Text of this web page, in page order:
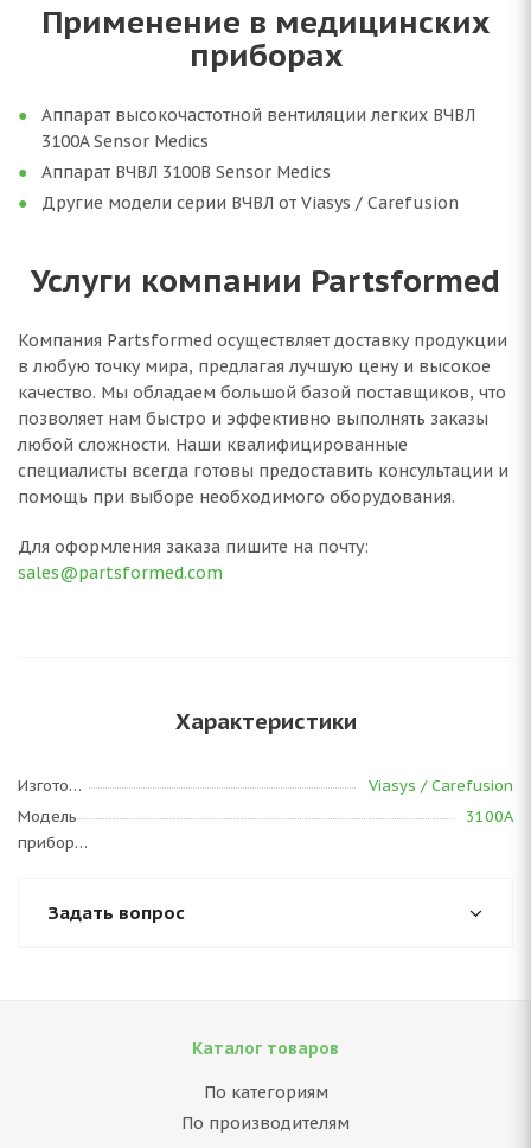
Применение в медицинских
приборах
Аппарат высокочастотной вентиляции легких ВЧВЛ
3100A Sensor Medics
Аппарат ВЧВЛ 3100B Sensor Medics
Другие модели серии ВЧВЛ от Viasys / Carefusion
Услуги компании Partsformed
Компания Partsformed осуществляет доставку продукции
в любую точку мира, предлагая лучшую цену и высокое
качество. Мы обладаем большой базой поставщиков, что
позволяет нам быстро и эффективно выполнять заказы
любой сложности. Наши квалифицированные
специалисты всегда готовы предоставить консультации и
помощь при выборе необходимого оборудования.
Для оформления заказа пишите на почту:
sales@partsformed.com
Характеристики
Изготовитель
Viasys / Carefusion
Модель
прибора
3100A
Задать вопрос
Каталог товаров
По категориям
По производителям